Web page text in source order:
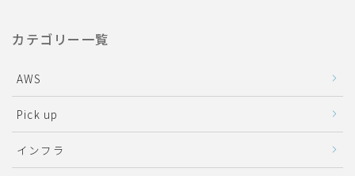
カテゴリー一覧
AWS
Pick up
インフラ